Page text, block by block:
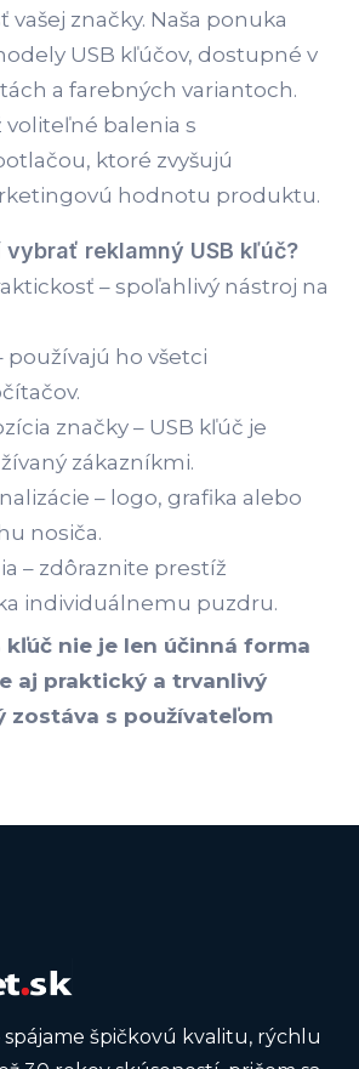
značky. Naša ponuka
USB kľúčov, dostupné v
a farebných variantoch.
balenia s
ktoré zvyšujú
hodnotu produktu.
vybrať reklamný USB kľúč?
– spoľahlivý nástroj na
používajú ho všetci
značky – USB kľúč je
zákazníkmi.
– logo, grafika alebo
nosiča.
– zdôraznite prestíž
individuálnemu puzdru.
kľúč nie je len účinná forma
aj praktický a trvanlivý
zostáva s používateľom
špičkovú kvalitu, rýchlu